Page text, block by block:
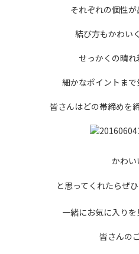
それぞれの個性が
結び方もかわい
せっかくの晴れ
細かなポイントまで
皆さんはどの帯締めを
かわい
と思ってくれたらぜ
一緒にお気に入り
皆さんの